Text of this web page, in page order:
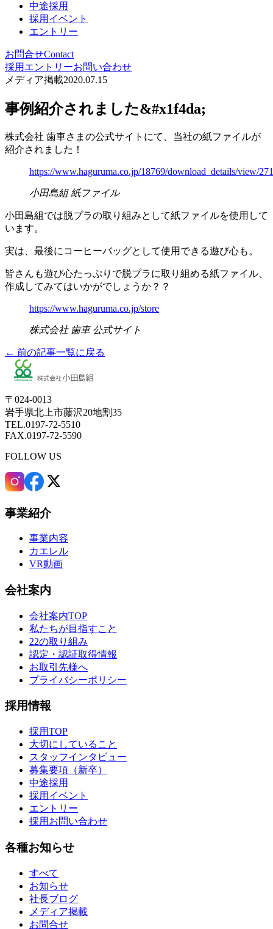
中途採用
採用イベント
エントリー
お問合せContact
採用エントリーお問い合わせ
メディア掲載2020.07.15
事例紹介されました&#x1f4da;
株式会社 歯車さまの公式サイトにて、当社の紙ファイルが
紹介されました！
https://www.haguruma.co.jp/18769/download_details/view/
小田島組 紙ファイル
小田島組では脱プラの取り組みとして紙ファイルを使用して
います。
実は、最後にコーヒーバッグとして使用できる遊び心も。
皆さんも遊び心たっぷりで脱プラに取り組める紙ファイル、
作成してみてはいかがでしょうか？？
https://www.haguruma.co.jp/store
株式会社 歯車 公式サイト
← 前の記事一覧に戻る
〒024-0013
岩手県北上市藤沢20地割35
TEL.0197-72-5510
FAX.0197-72-5590
FOLLOW US
事業紹介
事業内容
カエレル
VR動画
会社案内
会社案内TOP
私たちが目指すこと
22の取り組み
認定・認証取得情報
お取引先様へ
プライバシーポリシー
採用情報
採用TOP
大切にしていること
スタッフインタビュー
募集要項（新卒）
中途採用
採用イベント
エントリー
採用お問い合わせ
各種お知らせ
すべて
お知らせ
社長ブログ
メディア掲載
お問合せ